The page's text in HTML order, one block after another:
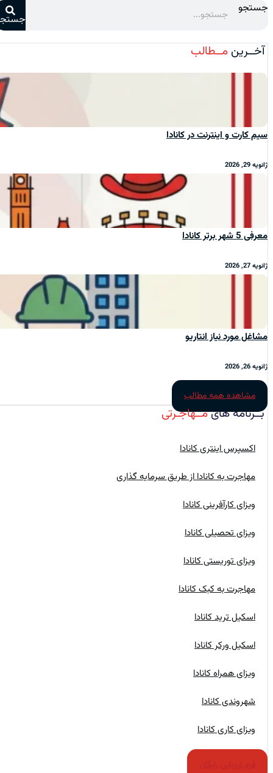
جستجو
جستجو
آخــرینمــطالب
سیم‌ کارت و اینترنت در کانادا
ژانویه 29, 2026
معرفی 5 شهر برتر کانادا
ژانویه 27, 2026
مشاغل مورد نیاز انتاریو
ژانویه 26, 2026
مشاهده همه مطالب
بــرنامه‌ هایمــهاجـرتی
اکسپرس اینتری کانادا
مهاجرت به کانادا از طریق سرمایه گذاری
ویزای کارآفرینی کانادا
ویزای تحصیلی کانادا
ویزای توریستی کانادا
مهاجرت به کبک کانادا
اسکیل ترید کانادا
اسکیل ورکر کانادا
ویزای همراه کانادا
شهروندی کانادا
ویزای کاری کانادا